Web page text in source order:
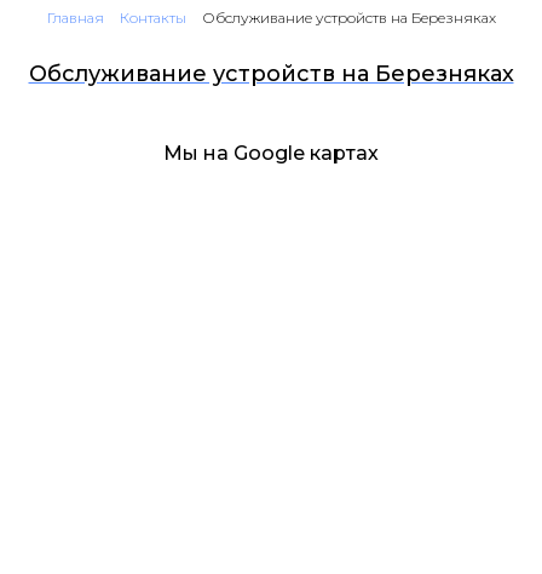
Главная Контакты Обслуживание устройств на Березняках
Обслуживание устройств на Березняках
Мы на Google картах